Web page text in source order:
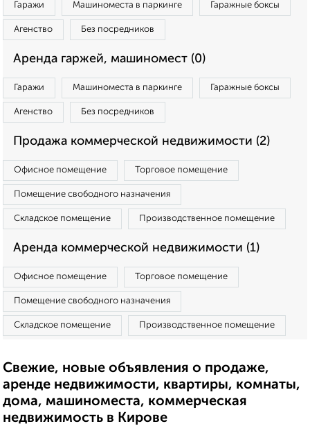
Гаражи Машиноместа в паркинге Гаражные боксы
Агенство Без посредников
Аренда гаржей, машиномест (0)
Гаражи Машиноместа в паркинге Гаражные боксы
Агенство Без посредников
Продажа коммерческой недвижимости (2)
Офисное помещение Торговое помещение
Помещение свободного назначения
Складское помещение Производственное помещение
Аренда коммерческой недвижимости (1)
Офисное помещение Торговое помещение
Помещение свободного назначения
Складское помещение Производственное помещение
Свежие, новые объявления о продаже,
аренде недвижимости, квартиры, комнаты,
дома, машиноместа, коммерческая
недвижимость в Кирове